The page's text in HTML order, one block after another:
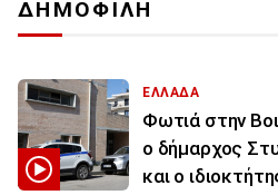
ΔΗΜΟΦΙΛΗ
ΕΛΛΑΔΑ
Φωτιά στην
ο δήμαρχος
και ο